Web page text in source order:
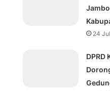
24
DPRD